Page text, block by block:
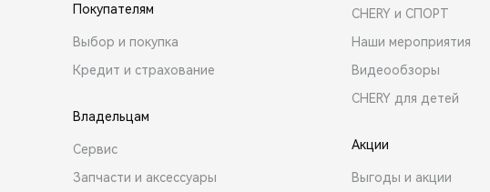
Покупателям
Выбор и покупка
Кредит и страхование
Владельцам
Сервис
Запчасти и аксессуары
CHERY и СПОРТ
Наши мероприятия
Видеообзоры
CHERY для детей
Акции
Выгоды и акции